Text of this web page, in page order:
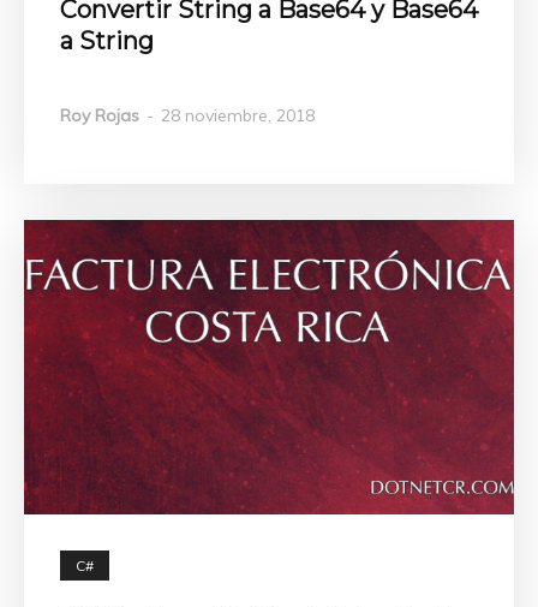
Convertir String a Base64 y Base64
a String
Roy Rojas - 28 noviembre, 2018
C#